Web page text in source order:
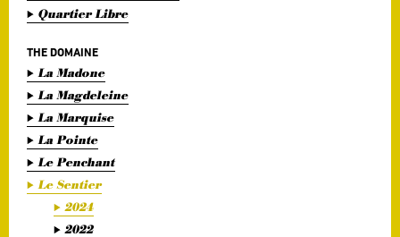
Quartier Libre
THE DOMAINE
La Madone
La Magdeleine
La Marquise
La Pointe
Le Penchant
Le Sentier
2024
2022